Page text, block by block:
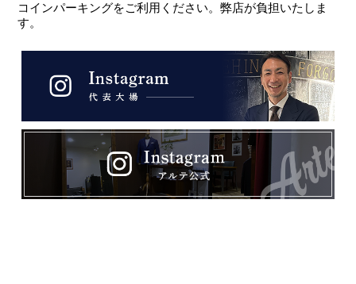
コインパーキングをご利用ください。弊店が負担いたしま
す。